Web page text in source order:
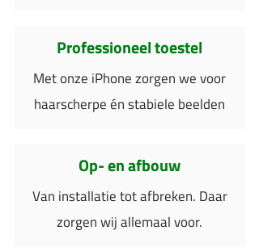
Professioneel toestel
Met onze iPhone zorgen we voor
haarscherpe én stabiele beelden
Op- en afbouw
Van installatie tot afbreken. Daar
zorgen wij allemaal voor.